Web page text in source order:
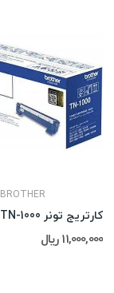
BROTHER
کارتریج تونر Brother TN-1000
11,000,000 ریال